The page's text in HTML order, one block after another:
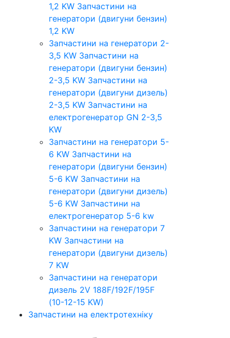
1,2 KW Запчастини на
генератори (двигуни бензин)
1,2 KW
Запчастини на генератори 2-
3,5 KW Запчастини на
генератори (двигуни бензин)
2-3,5 KW Запчастини на
генератори (двигуни дизель)
2-3,5 KW Запчастини на
електрогенератор GN 2-3,5
KW
Запчастини на генератори 5-
6 KW Запчастини на
генератори (двигуни бензин)
5-6 KW Запчастини на
генератори (двигуни дизель)
5-6 KW Запчастини на
електрогенератор 5-6 kw
Запчастини на генератори 7
KW Запчастини на
генератори (двигуни дизель)
7 KW
Запчастини на генератори
дизель 2V 188F/192F/195F
(10-12-15 KW)
Запчастини на електротехніку